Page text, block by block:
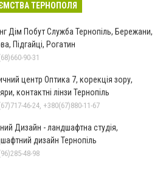
ТЕРНОПОЛЯ
Дім Побут Служба Тернопіль, Бережани,
Підгайці, Рогатин
90-31
центр Оптика 7, корекція зору,
контактні лінзи Тернопіль
46-24, +380(67)880-11-67
Дизайн - ландшафтна студія,
дизайн Тернопіль
48-98